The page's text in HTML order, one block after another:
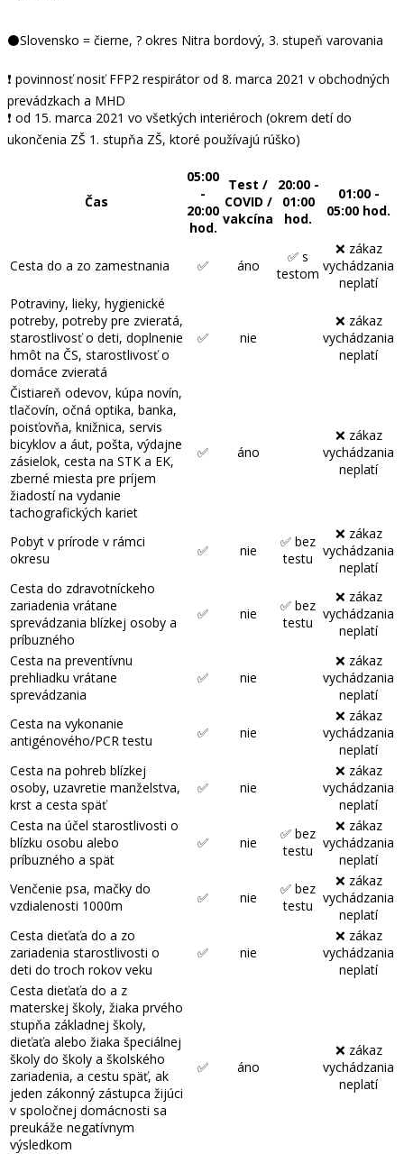
⚫Slovensko = čierne, ? okres Nitra bordový, 3. stupeň varovania
❗ povinnosť nosiť FFP2 respirátor od 8. marca 2021 v obchodných
prevádzkach a MHD
❗ od 15. marca 2021 vo všetkých interiéroch (okrem detí do
ukončenia ZŠ 1. stupňa ZŠ, ktoré používajú rúško)
Čas
05:00
-
20:00
hod.
Test /
COVID /
vakcína
20:00 -
01:00
hod.
01:00 -
05:00 hod.
Cesta do a zo zamestnania ✅ áno
✅ s
testom
❌ zákaz
vychádzania
neplatí
Potraviny, lieky, hygienické
potreby, potreby pre zvieratá,
starostlivosť o deti, doplnenie
hmôt na ČS, starostlivosť o
domáce zvieratá
✅ nie
❌ zákaz
vychádzania
neplatí
Čistiareň odevov, kúpa novín,
tlačovín, očná optika, banka,
poisťovňa, knižnica, servis
bicyklov a áut, pošta, výdajne
zásielok, cesta na STK a EK,
zberné miesta pre príjem
žiadostí na vydanie
tachografických kariet
✅ áno
❌ zákaz
vychádzania
neplatí
Pobyt v prírode v rámci
okresu
✅ nie
✅ bez
testu
❌ zákaz
vychádzania
neplatí
Cesta do zdravotníckeho
zariadenia vrátane
sprevádzania blízkej osoby a
príbuzného
✅ nie
✅ bez
testu
❌ zákaz
vychádzania
neplatí
Cesta na preventívnu
prehliadku vrátane
sprevádzania
✅ nie
❌ zákaz
vychádzania
neplatí
Cesta na vykonanie
antigénového/PCR testu
✅ nie
❌ zákaz
vychádzania
neplatí
Cesta na pohreb blízkej
osoby, uzavretie manželstva,
krst a cesta späť
✅ nie
❌ zákaz
vychádzania
neplatí
Cesta na účel starostlivosti o
blízku osobu alebo
príbuzného a spät
✅ nie
✅ bez
testu
❌ zákaz
vychádzania
neplatí
Venčenie psa, mačky do
vzdialenosti 1000m
✅ nie
✅ bez
testu
❌ zákaz
vychádzania
neplatí
Cesta dieťaťa do a zo
zariadenia starostlivosti o
deti do troch rokov veku
✅ nie
❌ zákaz
vychádzania
neplatí
Cesta dieťaťa do a z
materskej školy, žiaka prvého
stupňa základnej školy,
dieťaťa alebo žiaka špeciálnej
školy do školy a školského
zariadenia, a cestu späť, ak
jeden zákonný zástupca žijúci
v spoločnej domácnosti sa
preukáže negatívnym
výsledkom
✅ áno
❌ zákaz
vychádzania
neplatí